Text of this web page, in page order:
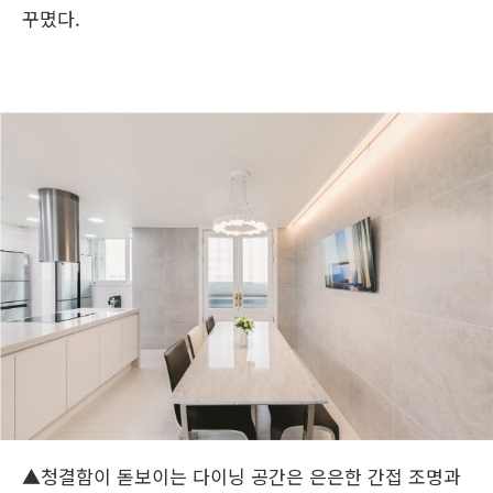
꾸몄다.
▲청결함이 돋보이는 다이닝 공간은 은은한 간접 조명과